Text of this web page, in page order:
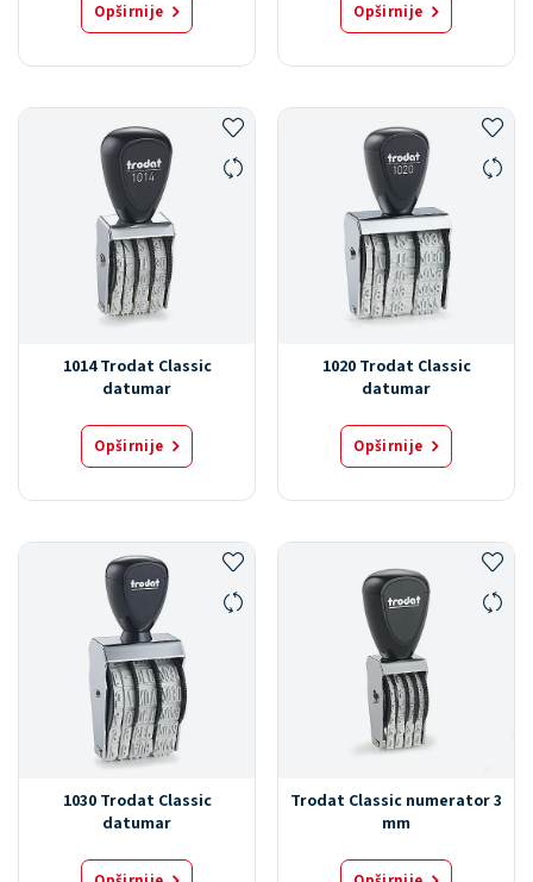
Opširnije Opširnije
1014 Trodat Classic
datumar
Opširnije
1020 Trodat Classic
datumar
Opširnije
1030 Trodat Classic
datumar
Trodat Classic numerator 3
mm